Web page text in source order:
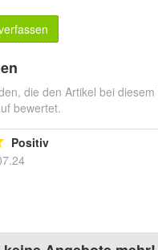
die den Artikel bei
bewertet.
Positiv